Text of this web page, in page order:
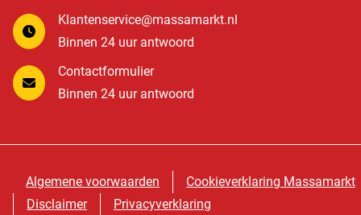
Klantenservice@massamarkt.nl
Binnen 24 uur antwoord
Contactformulier
Binnen 24 uur antwoord
Algemene voorwaarden
Cookieverklaring Massamarkt
Disclaimer
Privacyverklaring